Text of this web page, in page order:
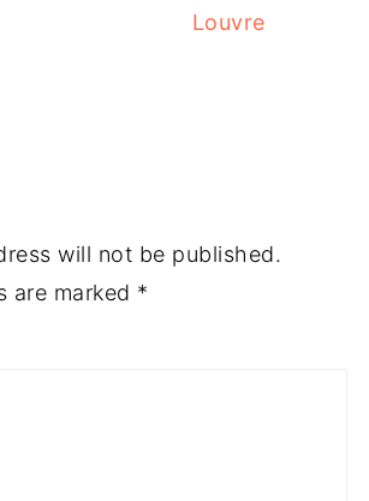
Louvre
will not be published.
are marked *